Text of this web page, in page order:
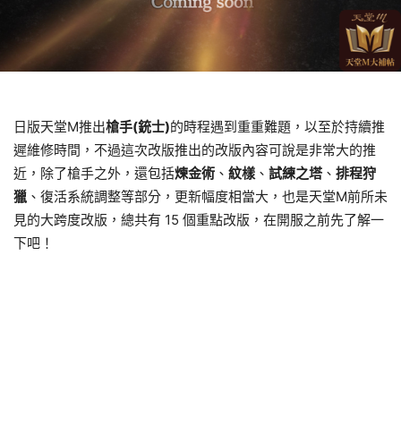
日版天堂M推出槍手(銃士)的時程遇到重重難題，以至於持續推
遲維修時間，不過這次改版推出的改版內容可說是非常大的推
近，除了槍手之外，還包括煉金術 、 紋樣 、 試練之塔 、 排程狩
獵 、復活系統調整等部分，更新幅度相當大，也是天堂M前所未
見的大跨度改版，總共有 15 個重點改版，在開服之前先了解一
下吧！